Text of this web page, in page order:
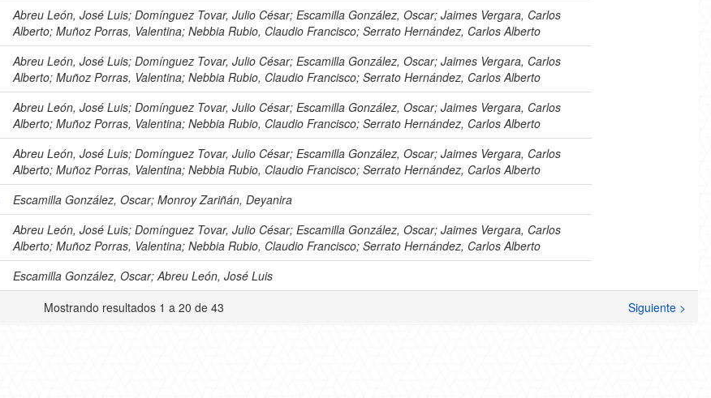
Abreu León, José Luis; Domínguez Tovar, Julio César; Escamilla González, Oscar; Jaimes Vergara, Carlos
Alberto; Muñoz Porras, Valentina; Nebbia Rubio, Claudio Francisco; Serrato Hernández, Carlos Alberto
Abreu León, José Luis; Domínguez Tovar, Julio César; Escamilla González, Oscar; Jaimes Vergara, Carlos
Alberto; Muñoz Porras, Valentina; Nebbia Rubio, Claudio Francisco; Serrato Hernández, Carlos Alberto
Abreu León, José Luis; Domínguez Tovar, Julio César; Escamilla González, Oscar; Jaimes Vergara, Carlos
Alberto; Muñoz Porras, Valentina; Nebbia Rubio, Claudio Francisco; Serrato Hernández, Carlos Alberto
Abreu León, José Luis; Domínguez Tovar, Julio César; Escamilla González, Oscar; Jaimes Vergara, Carlos
Alberto; Muñoz Porras, Valentina; Nebbia Rubio, Claudio Francisco; Serrato Hernández, Carlos Alberto
Escamilla González, Oscar; Monroy Zariñán, Deyanira
Abreu León, José Luis; Domínguez Tovar, Julio César; Escamilla González, Oscar; Jaimes Vergara, Carlos
Alberto; Muñoz Porras, Valentina; Nebbia Rubio, Claudio Francisco; Serrato Hernández, Carlos Alberto
Escamilla González, Oscar; Abreu León, José Luis
Mostrando resultados 1 a 20 de 43
Siguiente >